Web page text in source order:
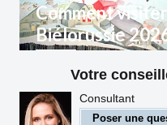
Comment
Biélorussie
Règles d'entrée en
Biélorussie pour les
étrangers
Votre
Consultant
Poser une